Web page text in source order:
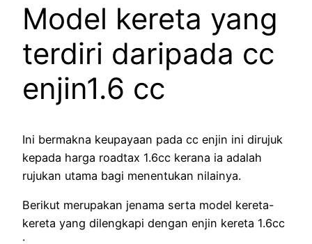
Model kereta yang
terdiri daripada cc
enjin1.6 cc
Ini bermakna keupayaan pada cc enjin ini dirujuk
kepada harga roadtax 1.6cc kerana ia adalah
rujukan utama bagi menentukan nilainya.
Berikut merupakan jenama serta model kereta-
kereta yang dilengkapi dengan enjin kereta 1.6cc